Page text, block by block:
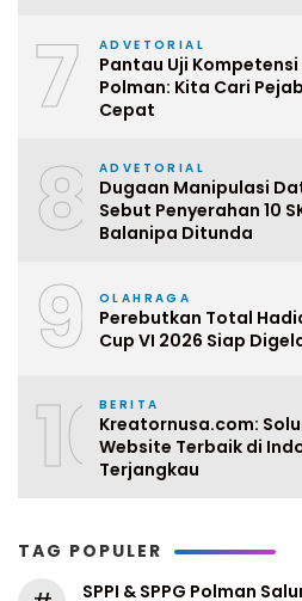
7 ADVETORIAL
Pantau Uji Kompetensi
Polman: Kita Cari
Cepat
8 ADVETORIAL
Dugaan Manipulasi
Sebut Penyerahan 10
Balanipa Ditunda
9 OLAHRAGA
Perebutkan Total
Cup VI 2026 Siap
10BERITA
Kreatornusa.com:
Website Terbaik di
Terjangkau
TAG POPULER
SPPI & SPPG Polman